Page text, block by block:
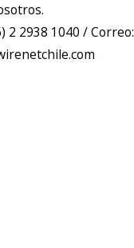
2 2938 1040 / Correo: